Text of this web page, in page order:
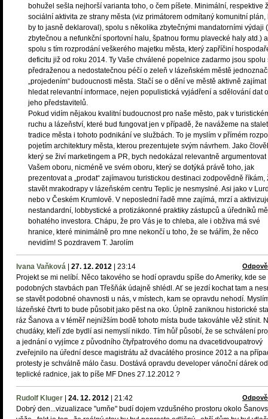
bohužel sešla nejhorší varianta toho, o čem píšete. Minimální, respektive
sociální aktivita ze strany města (viz primátorem odmítaný komunitní plán,
by to jasně deklaroval), spolu s několika zbytečnými mandatorními výdaji
zbytečnou a nefunkční sportovní halu, špatnou formu plavecké haly atd.) a
spolu s tím rozprodání veškerého majetku města, který zapříčiní
deficitu již od roku 2014. Ty Vaše chválené popelnice zadarmo jsou spolu
předraženou a nedostatečnou péčí o zeleň v lázeňském městě
„projedením“ budoucnosti města. Stačí se o dění ve městě aktivně zajímat
hledat relevantní informace, nejen populistická vyjádření a sdělování dat
jeho představitelů.
Pokud vidím nějakou kvalitní budoucnost pro naše město, pak v
ruchu a lázeňství, které bud fungovat jen v případě, že navážeme na
tradice města i tohoto podnikání ve službách. To je myslím v přímém
pojetím architektury města, kterou prezentujete svým návrhem. Jako
který se živí marketingem a PR, bych nedokázal relevantně argumentovat
Vašem oboru, nicméně ve svém oboru, který se dotýká právě toho, jak
prezentovat a „prodat“ zajímavou turistickou destinaci zodpovědně říkám,
stavět mrakodrapy v lázeňském centru Teplic je nesmyslné. Asi jako v
nebo v Českém Krumlově. V neposlední řadě mne zajímá, mrzí a
nestandardní, lobbystické a protizákonné praktiky zástupců a úředníků
bohatého investora. Chápu, že pro Vás je to chleba, ale i obživa má své
hranice, které minimálně pro mne nekončí u toho, že se tvářím, že něco
nevidím! S pozdravem T. Jarolím
Ivana Vaňková 27. 12. 2012 23:14
Projekt se mi nelíbí. Něco takového se hodí opravdu spíše do Ameriky, kde se
podobných stavbách pan Třešňák údajně shlédl. Ať se jezdí kochat tam a
se stavět podobné ohavnosti u nás, v místech, kam se opravdu nehodí.
lázeňské čtvrti to bude působit jako pěst na oko. Úplně zaniknou historické
ráz Šanova a v téměř nejnižším bodě tohoto místa bude takováhle věž stínit.
chudáky, kteří zde bydlí asi nemyslí nikdo. Tím hůř působí, že se schválení
a jednání o vyjímce z původního čtyřpatrového domu na dvacetidvoupatrový
zveřejnilo na úřední desce magistrátu až dvacátého prosince 2012 a na
protesty je schválně málo času. Dostává opravdu developer vánoční dárek od
teplické radnice, jak to píše MF Dnes 27.12.2012 ?
Rudolf Kluger 24. 12. 2012 21:42
Dobrý den...vizualizace "umňe" budí dojem vzdušného prostoru okolo